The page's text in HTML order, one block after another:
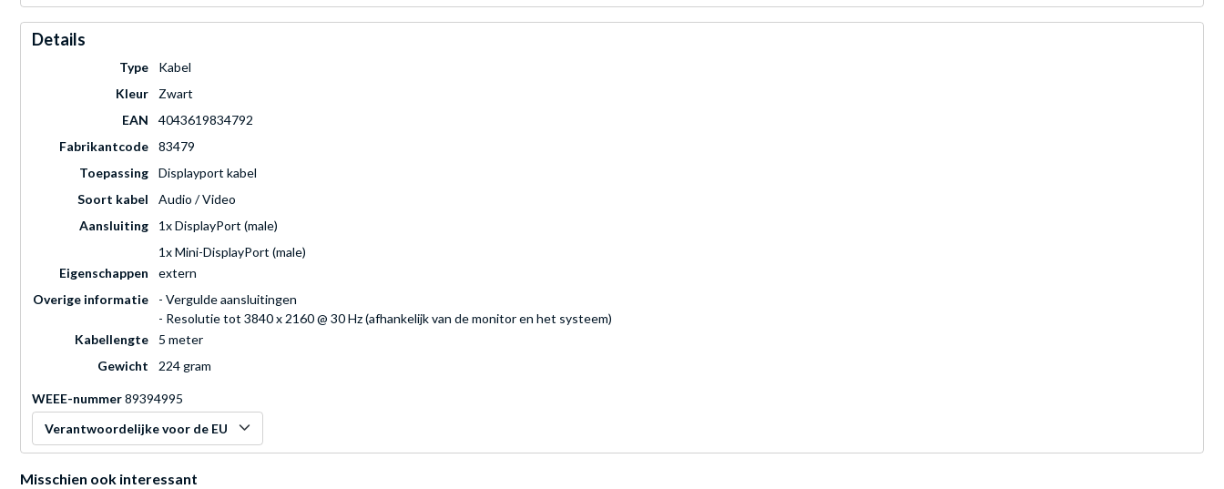
Details
Type
Kabel
Kleur
Zwart
EAN
4043619834792
Fabrikantcode
83479
Toepassing
Displayport kabel
Soort kabel
Audio / Video
Aansluiting
1x DisplayPort (male)
1x Mini-DisplayPort (male)
Eigenschappen
extern
Overige informatie
- Vergulde aansluitingen
- Resolutie tot 3840 x 2160 @ 30 Hz (afhankelijk van de monitor en het systeem)
Kabellengte
5 meter
Gewicht
224 gram
WEEE-nummer89394995
Verantwoordelijke voor de EU
Misschien ook interessant